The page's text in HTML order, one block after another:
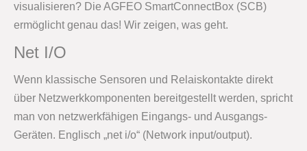
visualisieren? Die AGFEO SmartConnectBox (SCB)
ermöglicht genau das! Wir zeigen, was geht.
Net I/O
Wenn klassische Sensoren und Relaiskontakte direkt
über Netzwerkkomponenten bereitgestellt werden, spricht
man von netzwerkfähigen Eingangs- und Ausgangs-
Geräten. Englisch „net i/o“ (Network input/output).